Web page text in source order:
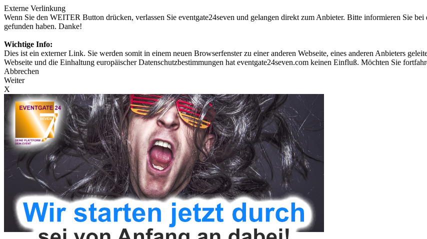
Externe Verlinkung
Wenn Sie den WEITER Button drücken, verlassen Sie eventgate24seven und gelangen direkt zum Anbieter. Bitte informieren Sie
gefunden haben. Danke!
Wichtige Info:
Dies ist ein externer Link. Sie werden somit in einem neuen Browserfenster zu einer anderen Webseite, eines anderen Anbieters
Webseite und die Einhaltung europäischer Datenschutzbestimmungen hat eventgate24seven.com keinen Einfluß. Möchten Sie
Abbrechen
Weiter
X